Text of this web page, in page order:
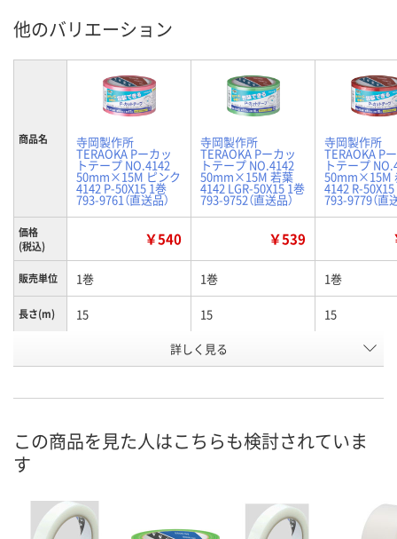
他のバリエーション
商品名 寺岡製作所
TERAOKA Pーカッ
トテープ NO.4142
50mm×15M ピンク
4142 P-50X15 1巻
793-9761（直送品）
寺岡製作所
TERAOKA Pーカッ
トテープ NO.4142
50mm×15M 若葉
4142 LGR-50X15 1巻
793-9752（直送品）
寺岡製作所
TERAOKA P
トテープ
50mm×15M
4142 R-
793-9779（直
価格
(税込)
￥540 ￥539
販売単位 1巻 1巻 1巻
長さ(m) 15 15 15
若葉
号
お届け日
数量
詳しく見る
この商品を見た人はこちらも検討されていま
す